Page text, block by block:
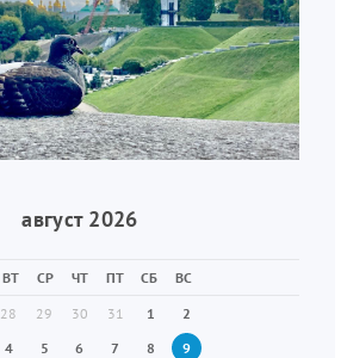
август 2026
ВТ СР ЧТ ПТ СБ
ВС
28 29 30 31 1
2
4 5 6 7 8
9